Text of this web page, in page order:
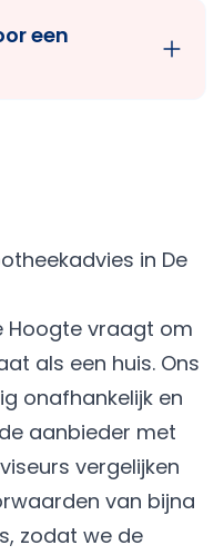
een
in De
Hoogte vraagt om
als een huis. Ons
onafhankelijk en
aanbieder met
vergelijken
van bijna
zodat we de